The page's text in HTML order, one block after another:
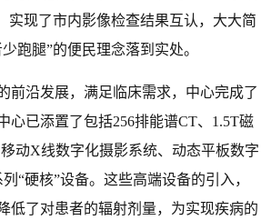
实现了市内影像检查结果互认，大大简
跑腿”的便民理念落到实处。
前沿发展，满足临床需求，中心完成了
已添置了包括256排能谱CT、1.5T磁
动X线数字化摄影系统、动态平板数字
“硬核”设备。这些高端设备的引入，
低了对患者的辐射剂量，为实现疾病的